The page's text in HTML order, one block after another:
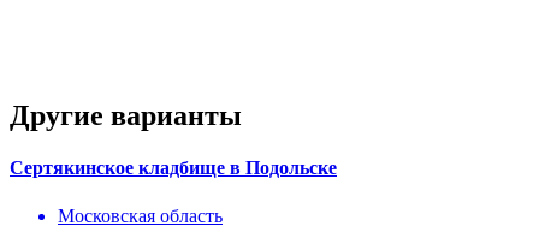
Другие варианты
Сертякинское кладбище в Подольске
Московская область